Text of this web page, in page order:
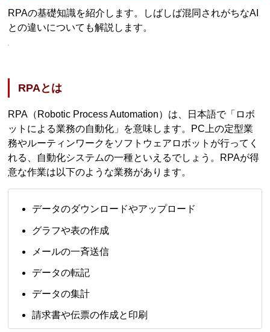
RPAの基礎知識を紹介します。しばしば混同されがちなAI
との違いについても解説します。
RPAとは
RPA（Robotic Process Automation）は、日本語で「ロボ
ットによる業務の自動化」を意味します。PC上の定型業
務やルーティンワークをソフトウェアロボットが行ってく
れる、自動化システムの一種といえるでしょう。RPAが得
意な作業は以下のような業務があります。
データのダウンロードやアップロード
グラフや表の作成
メールの一斉送信
データの転記
データの集計
請求書や伝票の作成と印刷